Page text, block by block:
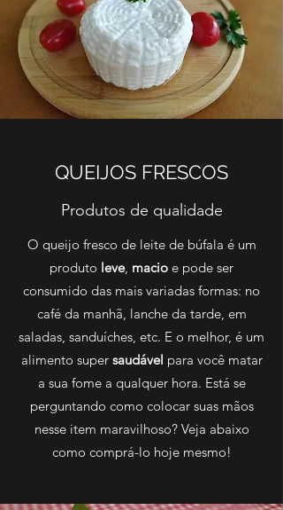
QUEIJOS FRESCOS
Produtos de qualidade
O queijo fresco de leite de búfala é um
produto leve, macio e pode ser
consumido das mais variadas formas: no
café da manhã, lanche da tarde, em
saladas, sanduíches, etc. E o melhor, é um
alimento super saudável para você matar
a sua fome a qualquer hora. Está se
perguntando como colocar suas mãos
nesse item maravilhoso? Veja abaixo
como comprá-lo hoje mesmo!